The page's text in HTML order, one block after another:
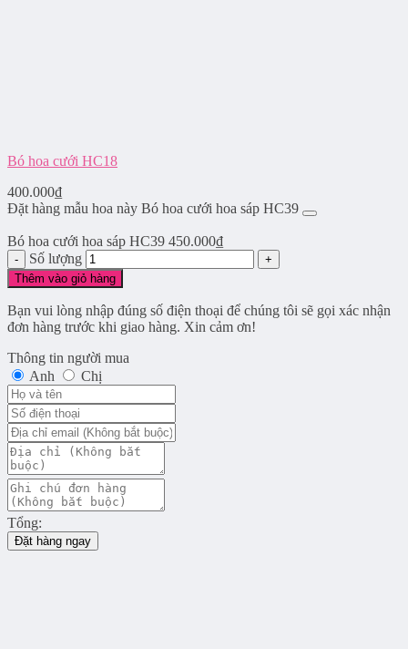
Bó hoa cưới HC18
400.000₫
Đặt hàng mẫu hoa này Bó hoa cưới hoa sáp HC39
Bó hoa cưới hoa sáp HC39 450.000₫
Số lượng
Thêm vào giỏ hàng
Bạn vui lòng nhập đúng số điện thoại để chúng tôi sẽ gọi xác nhận
đơn hàng trước khi giao hàng. Xin cảm ơn!
Thông tin người mua
Anh
Chị
Tổng:
Đặt hàng ngay